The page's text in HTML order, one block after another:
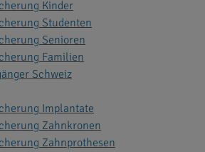
Kinder
Studenten
Senioren
Familien
Schweiz
Implantate
Zahnkronen
Zahnprothesen